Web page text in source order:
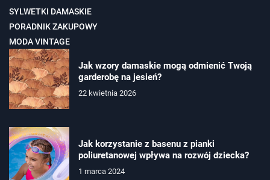
SYLWETKI DAMASKIE
PORADNIK ZAKUPOWY
MODA VINTAGE
Jak wzory damaskie mogą odmienić Twoją
garderobę na jesień?
22 kwietnia 2026
Jak korzystanie z basenu z pianki
poliuretanowej wpływa na rozwój dziecka?
1 marca 2024